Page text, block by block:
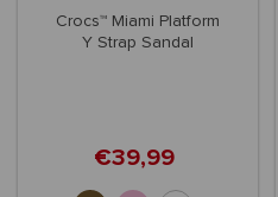
Crocs™ Miami Platform
Y Strap Sandal
€39,99